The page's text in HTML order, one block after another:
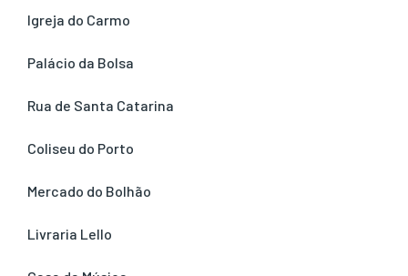
Igreja do Carmo
Palácio da Bolsa
Rua de Santa Catarina
Coliseu do Porto
Mercado do Bolhão
Livraria Lello